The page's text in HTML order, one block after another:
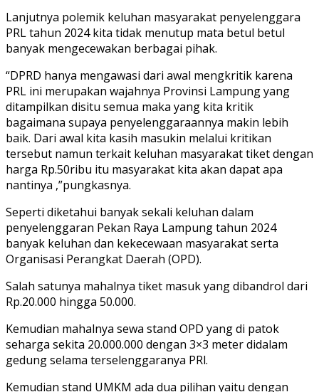
Lanjutnya polemik keluhan masyarakat penyelenggara
PRL tahun 2024 kita tidak menutup mata betul betul
banyak mengecewakan berbagai pihak.
“DPRD hanya mengawasi dari awal mengkritik karena
PRL ini merupakan wajahnya Provinsi Lampung yang
ditampilkan disitu semua maka yang kita kritik
bagaimana supaya penyelenggaraannya makin lebih
baik. Dari awal kita kasih masukin melalui kritikan
tersebut namun terkait keluhan masyarakat tiket dengan
harga Rp.50ribu itu masyarakat kita akan dapat apa
nantinya ,”pungkasnya.
Seperti diketahui banyak sekali keluhan dalam
penyelenggaran Pekan Raya Lampung tahun 2024
banyak keluhan dan kekecewaan masyarakat serta
Organisasi Perangkat Daerah (OPD).
Salah satunya mahalnya tiket masuk yang dibandrol dari
Rp.20.000 hingga 50.000.
Kemudian mahalnya sewa stand OPD yang di patok
seharga sekita 20.000.000 dengan 3×3 meter didalam
gedung selama terselenggaranya PRl.
Kemudian stand UMKM ada dua pilihan yaitu dengan